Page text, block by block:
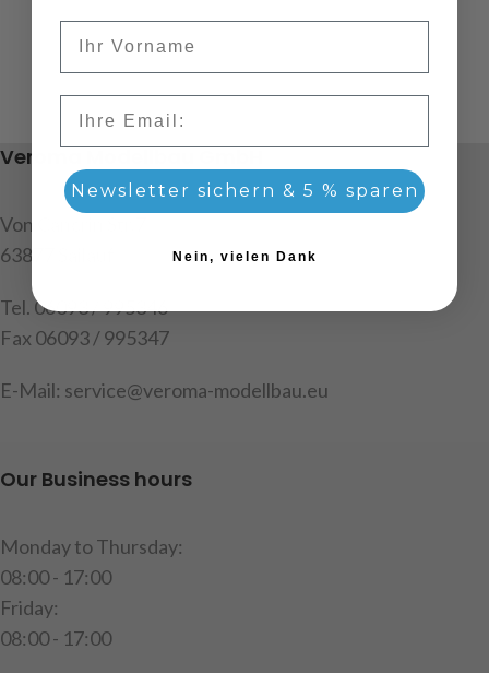
Veroma Modellbau GmbH
Von Cancrin Str.7
63877 Sailauf
Tel. 06093 / 995346
Fax 06093 / 995347
E-Mail: service@veroma-modellbau.eu
Our Business hours
Monday to Thursday:
08:00 - 17:00
Friday:
08:00 - 17:00
Newsletter sichern & 5 % sparen
Nein, vielen Dank